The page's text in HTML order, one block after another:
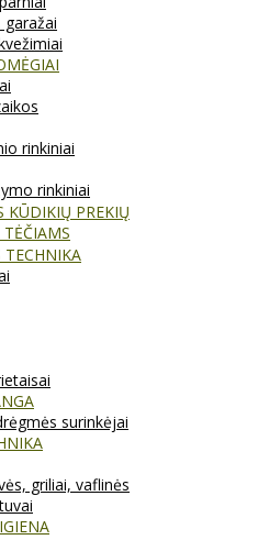
garažai
rinkiniai
rinkiniai
KŪDIKIŲ PREKIŲ
TECHNIKA
surinkėjai
griliai, vaflinės